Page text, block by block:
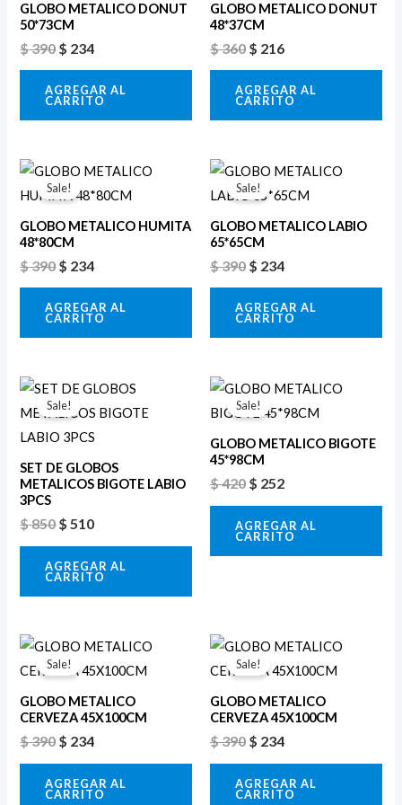
GLOBO METALICO DONUT
50*73CM
$390
$ 390.
$ 234
AGREGAR AL
CARRITO
GLOBO METALICO DONUT
48*37CM
$360
$ 360.
$ 216
AGREGAR AL
CARRITO
Sale!
GLOBO METALICO HUMITA
48*80CM
$390
El
precio
original
era:
$ 390.
$ 234
El
actual
es:
AGREGAR AL
CARRITO
Sale!
GLOBO METALICO LABIO
65*65CM
$390
El
precio
original
era:
$ 390.
$ 234
El
actual
es:
AGREGAR AL
CARRITO
Sale!
SET DE GLOBOS
METALICOS BIGOTE LABIO
3PCS
$850
El
precio
original
era:
$ 510
El
actual
es:
AGREGAR AL
CARRITO
Sale!
GLOBO METALICO BIGOTE
45*98CM
$420
El
precio
original
era:
$ 420.
$ 252
El
actual
es:
AGREGAR AL
CARRITO
Sale!
GLOBO METALICO
CERVEZA 45X100CM
$390
El
precio
original
era:
$ 390.
$ 234
El
actual
es:
$ 234.
AGREGAR AL
CARRITO
Sale!
GLOBO METALICO
CERVEZA 45X100CM
$390
El
precio
original
era:
$ 390.
$ 234
El
actual
es:
$ 234.
AGREGAR AL
CARRITO